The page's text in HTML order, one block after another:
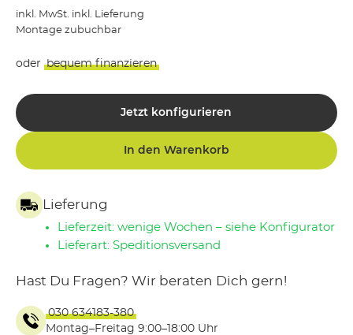
inkl. MwSt. inkl. Lieferung
Montage zubuchbar
oder bequem finanzieren
Jetzt konfigurieren
In den Warenkorb
Lieferung
Lieferzeit: wenige Wochen – siehe Konfigurator
Lieferart: Speditionsversand
Hast Du Fragen? Wir beraten Dich gern!
030 634183-380
Montag–Freitag 9:00–18:00 Uhr